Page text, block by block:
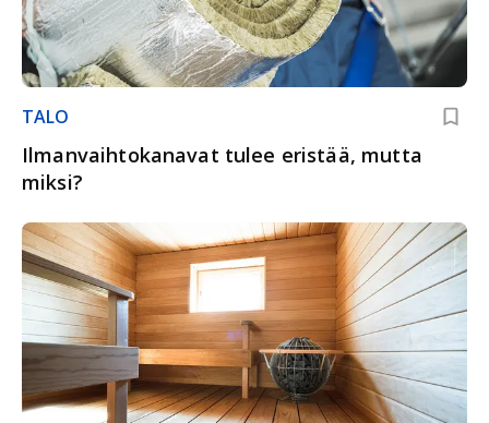
TALO
Ilmanvaihto­kanavat tulee eristää, mutta
miksi?